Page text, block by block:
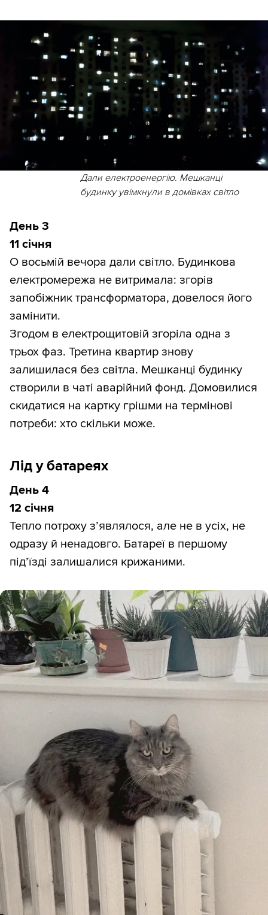
Дали електроенергію. Мешканці
будинку увімкнули в домівках світло
День 3
11 січня
О восьмій вечора дали світло. Будинкова
електромережа не витримала: згорів
запобіжник трансформатора, довелося його
замінити.
Згодом в електрощитовій згоріла одна з
трьох фаз. Третина квартир знову
залишилася без світла. Мешканці будинку
створили в чаті аварійний фонд. Домовилися
скидатися на картку грішми на термінові
потреби: хто скільки може.
Лід у батареях
День 4
12 січня
Тепло потроху з’являлося, але не в усіх, не
одразу й ненадовго. Батареї в першому
під’їзді залишалися крижаними.